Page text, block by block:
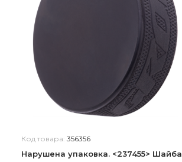
Код товара: 356356
Нарушена упаковка. <237455> Шайба